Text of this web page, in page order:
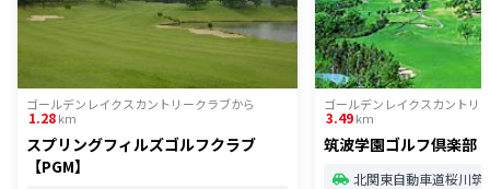
ゴールデンレイクスカントリークラブから
1.28km
スプリングフィルズゴルフクラブ
【PGM】
ゴールデンレイクスカントリ
3.49km
筑波学園ゴルフ倶楽部
北関東自動車道桜川